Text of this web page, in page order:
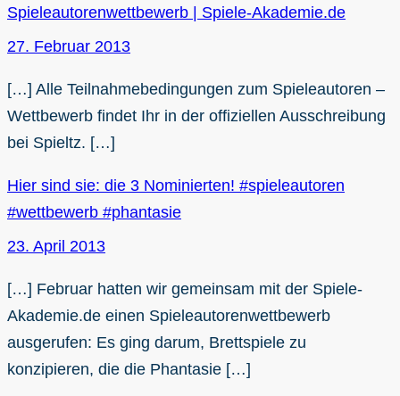
Spieleautorenwettbewerb | Spiele-Akademie.de
27. Februar 2013
[…] Alle Teilnahmebedingungen zum Spieleautoren –
Wettbewerb findet Ihr in der offiziellen Ausschreibung
bei Spieltz. […]
Hier sind sie: die 3 Nominierten! #spieleautoren
#wettbewerb #phantasie
23. April 2013
[…] Februar hatten wir gemeinsam mit der Spiele-
Akademie.de einen Spieleautorenwettbewerb
ausgerufen: Es ging darum, Brettspiele zu
konzipieren, die die Phantasie […]